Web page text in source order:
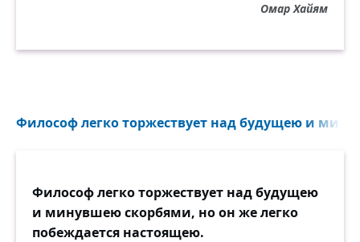
Омар Хайям
Философ легко торжествует над будущею и
Философ легко торжествует над будущею
и минувшею скорбями, но он же легко
побеждается настоящею.